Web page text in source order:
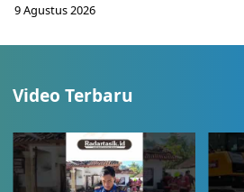
9 Agustus 2026
Video Terbaru